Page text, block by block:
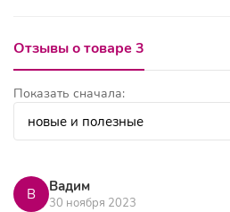
Отзывы о товаре 3
Показать сначала:
В Вадим
30 ноября 2023